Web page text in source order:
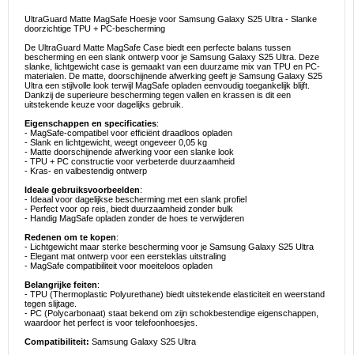
UltraGuard Matte MagSafe Hoesje voor Samsung Galaxy S25 Ultra - Slanke
doorzichtige TPU + PC-bescherming
De UltraGuard Matte MagSafe Case biedt een perfecte balans tussen
bescherming en een slank ontwerp voor je Samsung Galaxy S25 Ultra. Deze
slanke, lichtgewicht case is gemaakt van een duurzame mix van TPU en PC-
materialen. De matte, doorschijnende afwerking geeft je Samsung Galaxy S25
Ultra een stijlvolle look terwijl MagSafe opladen eenvoudig toegankelijk blijft.
Dankzij de superieure bescherming tegen vallen en krassen is dit een
uitstekende keuze voor dagelijks gebruik.
Eigenschappen en specificaties:
- MagSafe-compatibel voor efficiënt draadloos opladen
- Slank en lichtgewicht, weegt ongeveer 0,05 kg
- Matte doorschijnende afwerking voor een slanke look
- TPU + PC constructie voor verbeterde duurzaamheid
- Kras- en valbestendig ontwerp
Ideale gebruiksvoorbeelden:
- Ideaal voor dagelijkse bescherming met een slank profiel
- Perfect voor op reis, biedt duurzaamheid zonder bulk
- Handig MagSafe opladen zonder de hoes te verwijderen
Redenen om te kopen:
- Lichtgewicht maar sterke bescherming voor je Samsung Galaxy S25 Ultra
- Elegant mat ontwerp voor een eersteklas uitstraling
- MagSafe compatibiliteit voor moeiteloos opladen
Belangrijke feiten:
- TPU (Thermoplastic Polyurethane) biedt uitstekende elasticiteit en weerstand
tegen slijtage.
- PC (Polycarbonaat) staat bekend om zijn schokbestendige eigenschappen,
waardoor het perfect is voor telefoonhoesjes.
Compatibiliteit: Samsung Galaxy S25 Ultra